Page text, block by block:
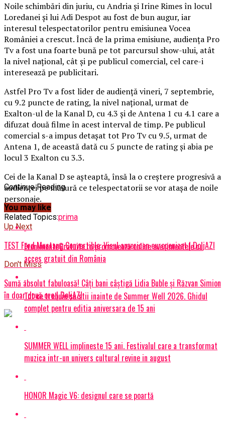
Noile schimbări din juriu, cu Andria şi Irine Rimes în locul
Loredanei şi lui Adi Despot au fost de bun augur, iar
interesul telespectatorilor pentru emisiunea Vocea
României a crescut. Încă de la prima emisiune, audienţa Pro
Tv a fost una foarte bună pe tot parcursul show-ului, atât
la nivel naţional, cât şi pe publicul comercial, cel care-i
interesează pe publicitari.
Astfel Pro Tv a fost lider de audienţă vineri, 7 septembrie,
cu 9.2 puncte de rating, la nivel naţional, urmat de
Exalton-ul de la Kanal D, cu 4.3 şi de Antena 1 cu 4.1 care a
difuzat două filme în acest interval de timp.Pe publicul
comercial s-a impus detaşat tot Pro Tv cu 9.5, urmat de
Antena 1, de această dată cu 5 puncte de rating şi abia pe
locul 3 Exalton cu 3.3.
Cei de la Kanal D se aşteaptă, însă la o creştere progresivă a
audienţei pe măsură ce telespectatorii se vor ataşa de noile
personaje.
Related Topics:prima
Up Next
TEST Ford Mustang Convertible: Visul american europenizat | DoljAZI
Don't Miss
Sumă absolut fabuloasă! Câți bani câștigă Lidia Buble și Răzvan Simion
în doar două ore | DoljAZI
Continue Reading
You may like
EvenimenteGratuite.ro promovează online evenimentele cu
acces gratuit din România
Tot ce trebuie sa stii inainte de Summer Well 2026. Ghidul
complet pentru editia aniversara de 15 ani
SUMMER WELL implineste 15 ani. Festivalul care a transformat
muzica intr-un univers cultural revine in august
HONOR Magic V6: designul care se poartă